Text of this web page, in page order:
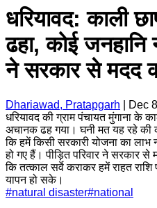
धरियावद: काली
ढहा, कोई जनहानि
ने सरकार से मदद
Dhariawad, Pratapgarh
Dec
धरियावद की ग्राम पंचायत मुंगाना के
अचानक ढह गया। घनी मत यह रहे की
कि हमें किसी सरकारी योजना का
हो गए हैं। पीड़ित परिवार ने सरकार से
कि तत्काल सर्वे कराकर हमें राहत
यापन हो सके।
#natural disaster#national